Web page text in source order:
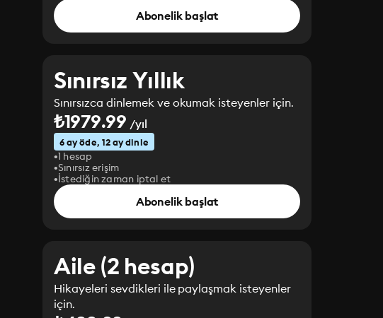
Abonelik başlat
Sınırsız Yıllık
Sınırsızca dinlemek ve okumak isteyenler için.
₺1979.99 /yıl
6 ay öde, 12 ay dinle
1 hesap
Sınırsız erişim
İstediğin zaman iptal et
Abonelik başlat
Aile (2 hesap)
Hikayeleri sevdikleri ile paylaşmak isteyenler
için.